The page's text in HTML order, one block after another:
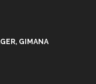
GIMANA